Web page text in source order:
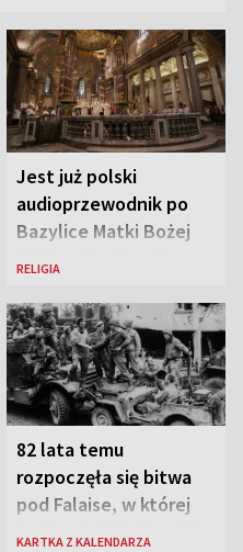
Jest już polski
audioprzewodnik po
Bazylice Matki Bożej
Większej w Rzymie
RELIGIA
82 lata temu
rozpoczęła się bitwa
pod Falaise, w której
brała udział 1. Dywizja
KARTKA Z KALENDARZA